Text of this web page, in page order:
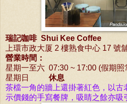
瑞記咖啡 Shui Kee Coffee
上環市政大厦 2 樓熟食中心 17 號
營業時間：
星期一至六 07:30 ~ 17:00 (假期照
星期日 休息
茶檔一角的牆 上還掛著紅色，以古
示價錢的手寫餐牌，吸睛之餘亦吸